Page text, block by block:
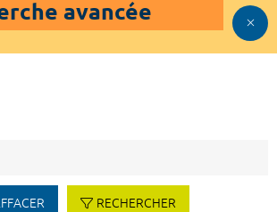
avancée
RECHERCHER